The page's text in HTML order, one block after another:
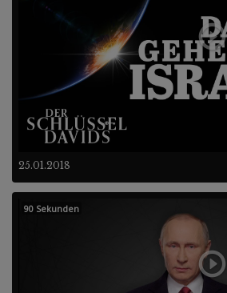
25.01.2018
90 Sekunden